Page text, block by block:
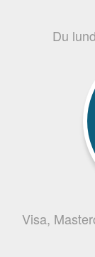
Du
Visa,